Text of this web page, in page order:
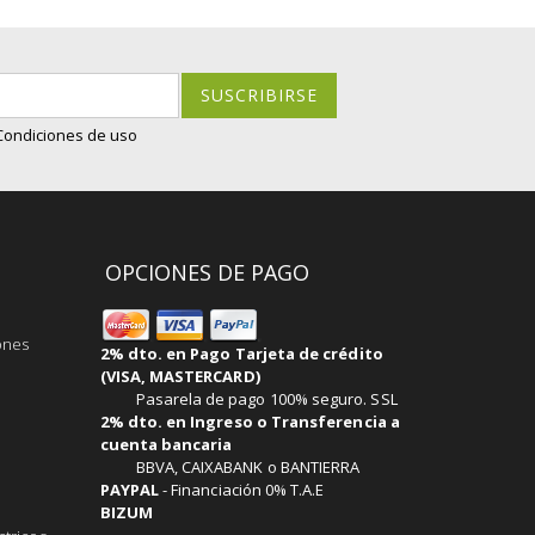
SUSCRIBIRSE
de uso
OPCIONES DE PAGO
2% dto. en Pago Tarjeta de crédito
(VISA, MASTERCARD)
Pasarela de pago 100% seguro. SSL
2% dto. en Ingreso o Transferencia a
cuenta bancaria
BBVA, CAIXABANK o BANTIERRA
PAYPAL-Financiación 0% T.A.E
BIZUM